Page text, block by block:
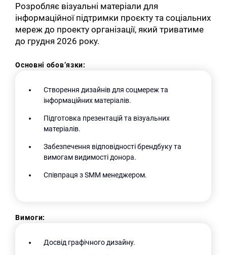
Розробляє візуальні матеріали для
інформаційної підтримки проєкту та соціальних
мереж до проекту організації, який триватиме
до грудня 2026 року.
Основні обов’язки:
Створення дизайнів для соцмереж та
інформаційних матеріалів.
Підготовка презентацій та візуальних
матеріалів.
Забезпечення відповідності брендбуку та
вимогам видимості донора.
Співпраця з SMM менеджером.
Вимоги:
Досвід графічного дизайну.